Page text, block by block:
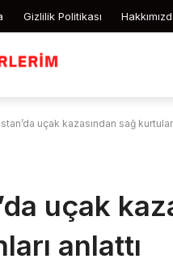
Gizlilik Politikası
uçak kazasından sağ
uçak
anlattı